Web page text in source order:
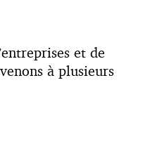
et de
à plusieurs